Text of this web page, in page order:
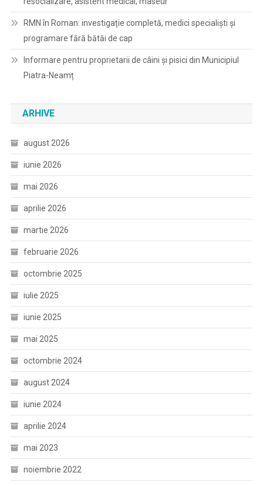
RMN în Roman: investigație completă, medici specialiști și
programare fără bătăi de cap
Informare pentru proprietarii de câini și pisici din Municipiul
Piatra-Neamț
ARHIVE
august 2026
iunie 2026
mai 2026
aprilie 2026
martie 2026
februarie 2026
octombrie 2025
iulie 2025
iunie 2025
mai 2025
octombrie 2024
august 2024
iunie 2024
aprilie 2024
mai 2023
noiembrie 2022